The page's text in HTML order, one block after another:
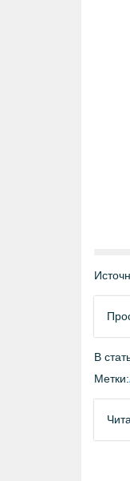
В
Метки: